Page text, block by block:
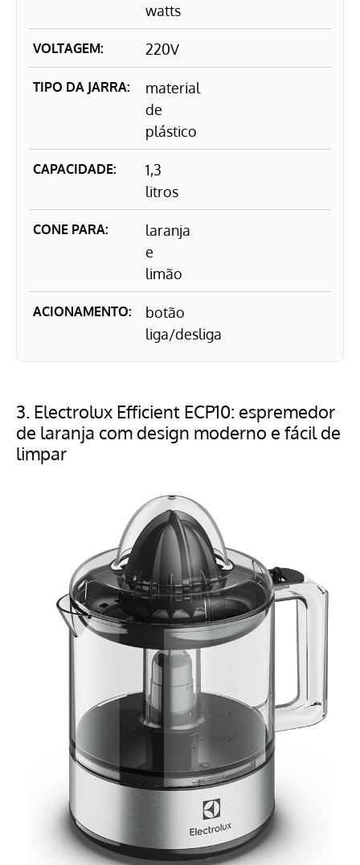
watts
VOLTAGEM: 220V
TIPO DA JARRA:
material
de
plástico
CAPACIDADE:
1,3
litros
CONE PARA:
laranja
e
limão
ACIONAMENTO:
botão
liga/desliga
3. Electrolux Efficient ECP10: espremedor
de laranja com design moderno e fácil de
limpar